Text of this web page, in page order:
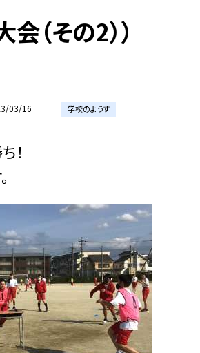
（その2））
03/16 学校のようす
！